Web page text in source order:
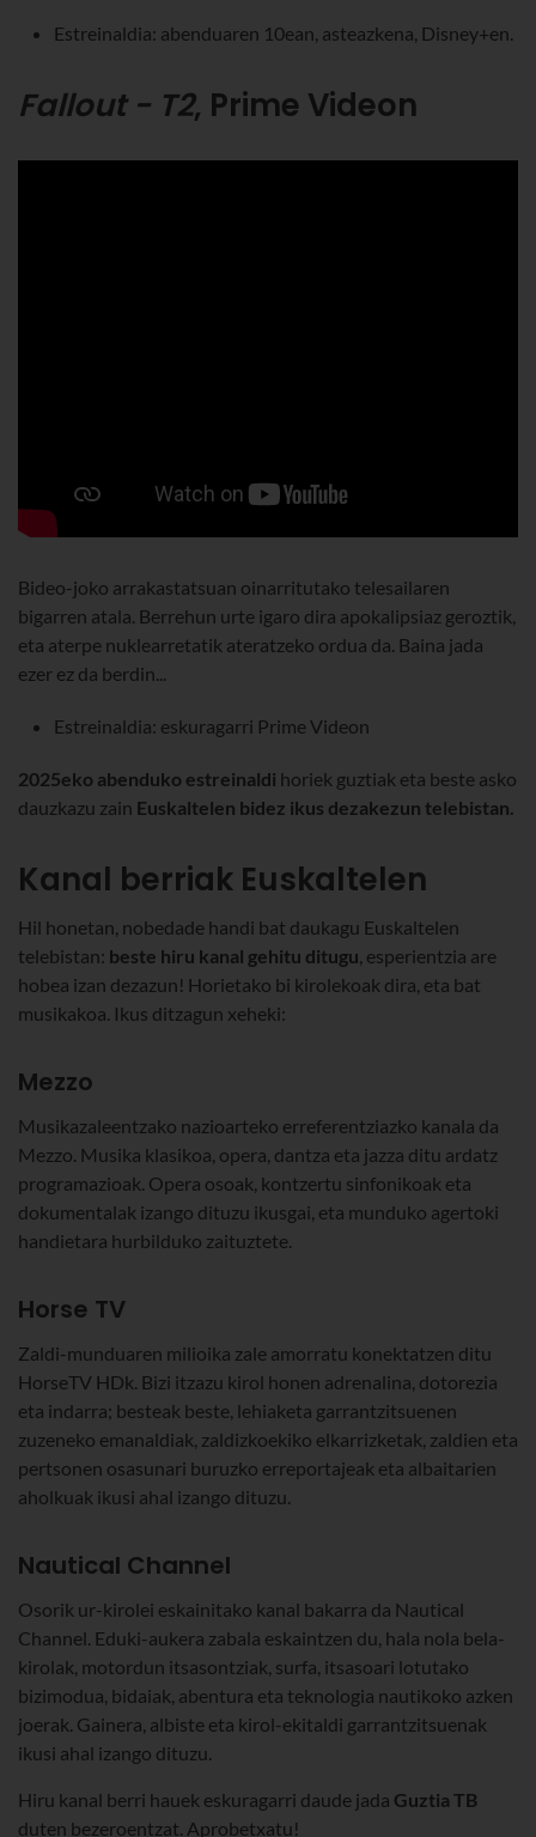
Estreinaldia: abenduaren 10ean, asteazkena, Disney+en.
Fallout - T2, Prime Videon
Bideo-joko arrakastatsuan oinarritutako telesailaren
bigarren atala. Berrehun urte igaro dira apokalipsiaz geroztik,
eta aterpe nuklearretatik ateratzeko ordua da. Baina jada
ezer ez da berdin...
Estreinaldia: eskuragarri Prime Videon
2025eko abenduko estreinaldi horiek guztiak eta beste asko
dauzkazu zain Euskaltelen bidez ikus dezakezun telebistan.
Kanal berriak Euskaltelen
Hil honetan, nobedade handi bat daukagu Euskaltelen
telebistan: beste hiru kanal gehitu ditugu , esperientzia are
hobea izan dezazun! Horietako bi kirolekoak dira, eta bat
musikakoa. Ikus ditzagun xeheki:
Mezzo
Musikazaleentzako nazioarteko erreferentziazko kanala da
Mezzo. Musika klasikoa, opera, dantza eta jazza ditu ardatz
programazioak. Opera osoak, kontzertu sinfonikoak eta
dokumentalak izango dituzu ikusgai, eta munduko agertoki
handietara hurbilduko zaituztete.
Horse TV
Zaldi-munduaren milioika zale amorratu konektatzen ditu
HorseTV HDk. Bizi itzazu kirol honen adrenalina, dotorezia
eta indarra; besteak beste, lehiaketa garrantzitsuenen
zuzeneko emanaldiak, zaldizkoekiko elkarrizketak, zaldien eta
pertsonen osasunari buruzko erreportajeak eta albaitarien
aholkuak ikusi ahal izango dituzu.
Nautical Channel
Osorik ur-kirolei eskainitako kanal bakarra da Nautical
Channel. Eduki-aukera zabala eskaintzen du, hala nola bela-
kirolak, motordun itsasontziak, surfa, itsasoari lotutako
bizimodua, bidaiak, abentura eta teknologia nautikoko azken
joerak. Gainera, albiste eta kirol-ekitaldi garrantzitsuenak
ikusi ahal izango dituzu.
Hiru kanal berri hauek eskuragarri daude jada Guztia TB
duten bezeroentzat. Aprobetxatu!